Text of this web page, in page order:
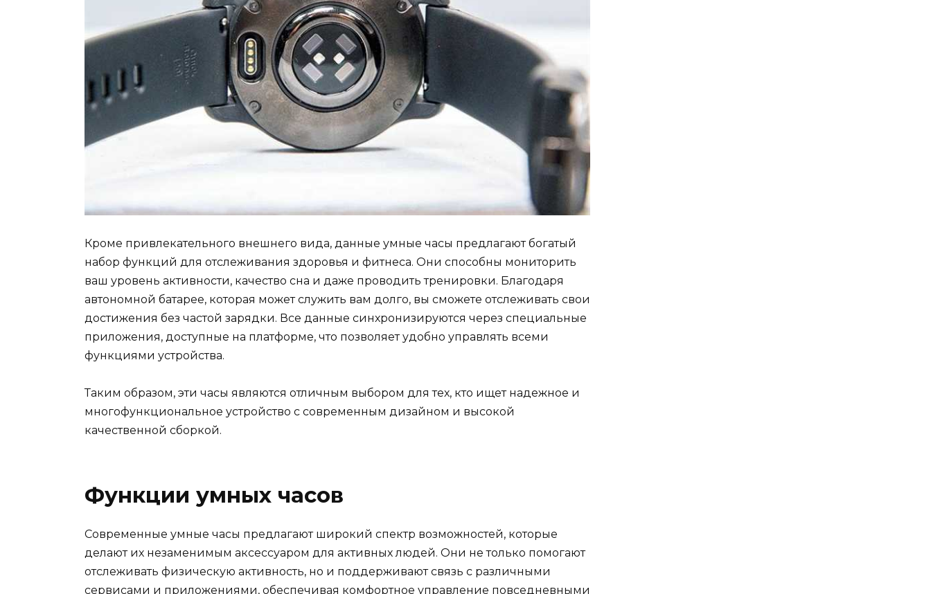
Кроме привлекательного внешнего вида, данные умные часы предлагают богатый
набор функций для отслеживания здоровья и фитнеса. Они способны мониторить
ваш уровень активности, качество сна и даже проводить тренировки. Благодаря
автономной батарее, которая может служить вам долго, вы сможете отслеживать свои
достижения без частой зарядки. Все данные синхронизируются через специальные
приложения, доступные на платформе, что позволяет удобно управлять всеми
функциями устройства.
Таким образом, эти часы являются отличным выбором для тех, кто ищет надежное и
многофункциональное устройство с современным дизайном и высокой
качественной сборкой.
Функции умных часов
Современные умные часы предлагают широкий спектр возможностей, которые
делают их незаменимым аксессуаром для активных людей. Они не только помогают
отслеживать физическую активность, но и поддерживают связь с различными
сервисами и приложениями, обеспечивая комфортное управление повседневными